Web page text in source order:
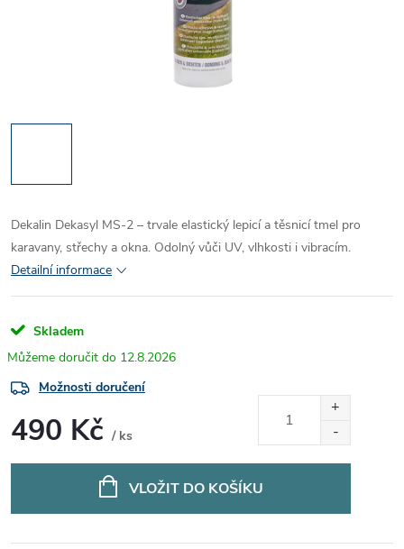
Dekalin Dekasyl MS-2 – trvale elastický lepicí a těsnicí tmel pro
karavany, střechy a okna. Odolný vůči UV, vlhkosti i vibracím.
Detailní informace
Skladem
12.8.2026
Možnosti doručení
490 Kč / ks
VLOŽIT DO KOŠÍKU